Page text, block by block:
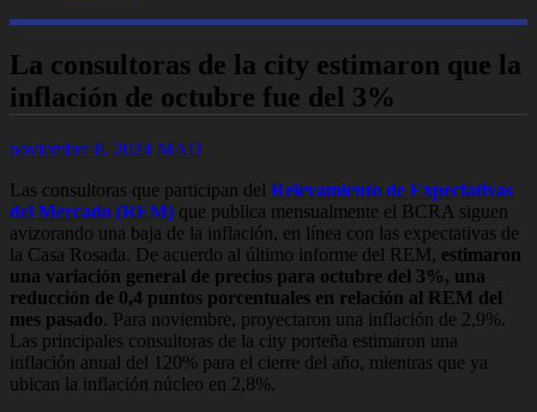
La consultoras de la city estimaron que la
inflación de octubre fue del 3%
noviembre 8, 2024 MAD
Las consultoras que participan del Relevamiento de Expectativas
del Mercado (REM) que publica mensualmente el BCRA siguen
avizorando una baja de la inflación, en línea con las expectativas de
la Casa Rosada. De acuerdo al último informe del REM, estimaron
una variación general de precios para octubre del 3%, una
reducción de 0,4 puntos porcentuales en relación al REM del
mes pasado. Para noviembre, proyectaron una inflación de 2,9%.
Las principales consultoras de la city porteña estimaron una
inflación anual del 120% para el cierre del año, mientras que ya
ubican la inflación núcleo en 2,8%.